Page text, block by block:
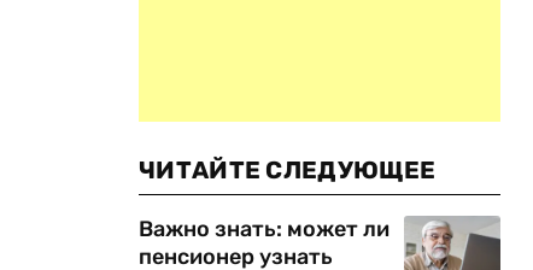
ЧИТАЙТЕ СЛЕДУЮЩЕЕ
Важно знать: может ли
пенсионер узнать